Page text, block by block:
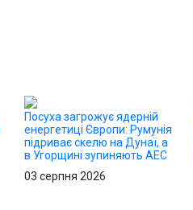
Посуха загрожує ядерній
енергетиці Європи: Румунія
підриває скелю на Дунаї, а
в Угорщині зупиняють АЕС
03 серпня 2026